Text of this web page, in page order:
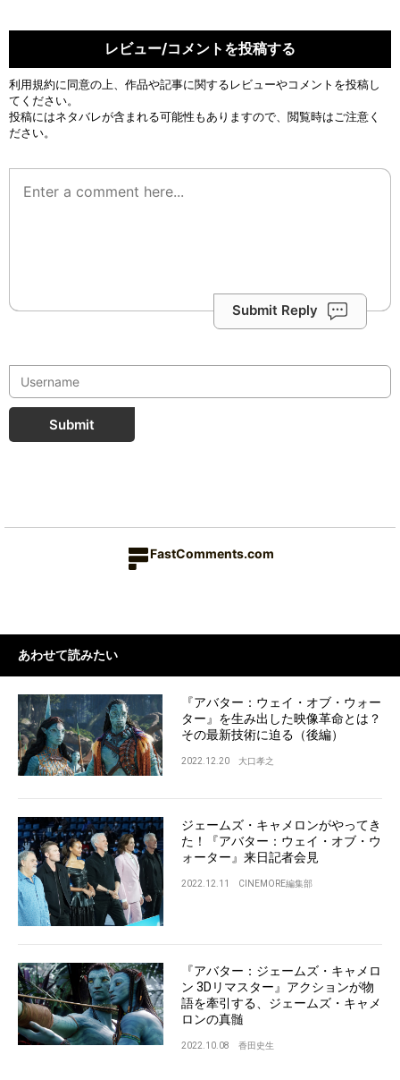
レビュー/コメントを投稿する
利用規約に同意の上、作品や記事に関するレビューやコメントを投稿し
てください。
投稿にはネタバレが含まれる可能性もありますので、閲覧時はご注意く
ださい。
Submit Reply
Submit
FastComments.com
あわせて読みたい
『アバター：ウェイ・オブ・ウォー
ター』を生み出した映像革命とは？
その最新技術に迫る（後編）
2022.12.20 大口孝之
ジェームズ・キャメロンがやってき
た！『アバター：ウェイ・オブ・ウ
ォーター』来日記者会見
2022.12.11 CINEMORE編集部
『アバター：ジェームズ・キャメロ
ン 3Dリマスター』アクションが物
語を牽引する、ジェームズ・キャメ
ロンの真髄
2022.10.08 香田史生